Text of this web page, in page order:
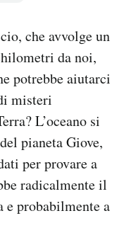
che avvolge un
da noi,
potrebbe aiutarci
misteri
L’oceano si
pianeta Giove,
per provare a
radicalmente il
e probabilmente a